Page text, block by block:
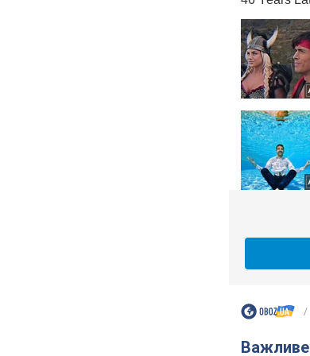
Важливе